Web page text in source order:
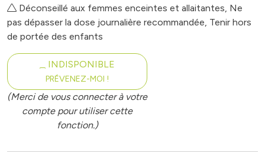
Déconseillé aux femmes enceintes et allaitantes, Ne
pas dépasser la dose journalière recommandée, Tenir hors
de portée des enfants
INDISPONIBLE
PRÉVENEZ-MOI !
(Merci de vous connecter à votre
compte pour utiliser cette
fonction.)